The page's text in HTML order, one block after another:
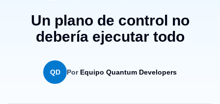
Un plano de control no
debería ejecutar todo
QD Por Equipo Quantum Developers